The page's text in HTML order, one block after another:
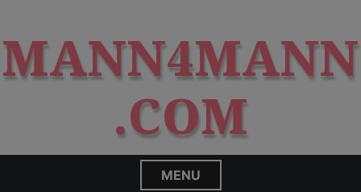
i
p
o
c
n
t
MANN4MANN
.COM
MENU